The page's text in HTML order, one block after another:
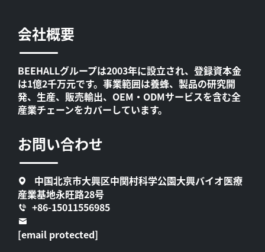
会社概要
BEEHALLグループは2003年に設立され、登録資本金
は1億2千万元です。事業範囲は養蜂、製品の研究開
発、生産、販売輸出、OEM・ODMサービスを含む全
産業チェーンをカバーしています。
お問い合わせ
中国北京市大興区中関村科学公園大興バイオ医療
産業基地永旺路28号
+86-15011556985
[email protected]